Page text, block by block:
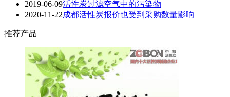
2019-06-09活性炭过滤空气中的污染物
2020-11-22成都活性炭报价也受到采购数量影响
推荐产品